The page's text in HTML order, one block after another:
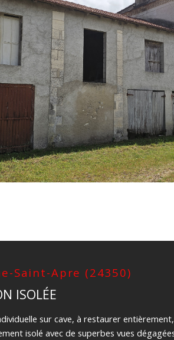
Saint-Apre (24350)
ISOLÉE
sur cave, à restaurer
isolé avec de superbes vues